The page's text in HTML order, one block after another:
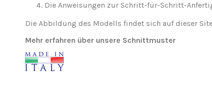
Die Anweisungen zur Schritt-für-Schritt-
Die Abbildung des Modells findet sich auf dieser
Mehr erfahren über unsere Schnittmuster